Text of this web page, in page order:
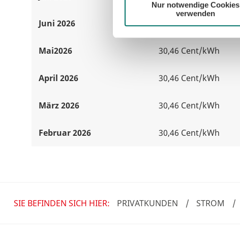
Nur notwendige Cookies
verwenden
Juni 2026 30,46 Cent/kWh
Mai2026 30,46 Cent/kWh
April 2026 30,46 Cent/kWh
März 2026 30,46 Cent/kWh
Februar 2026 30,46 Cent/kWh
SIE BEFINDEN SICH HIER: PRIVATKUNDEN / STROM /